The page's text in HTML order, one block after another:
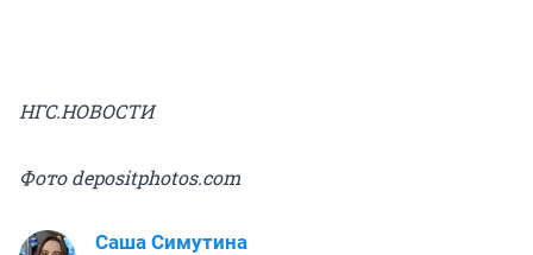
НГС.НОВОСТИ
Фото depositphotos.com
Саша Симутина